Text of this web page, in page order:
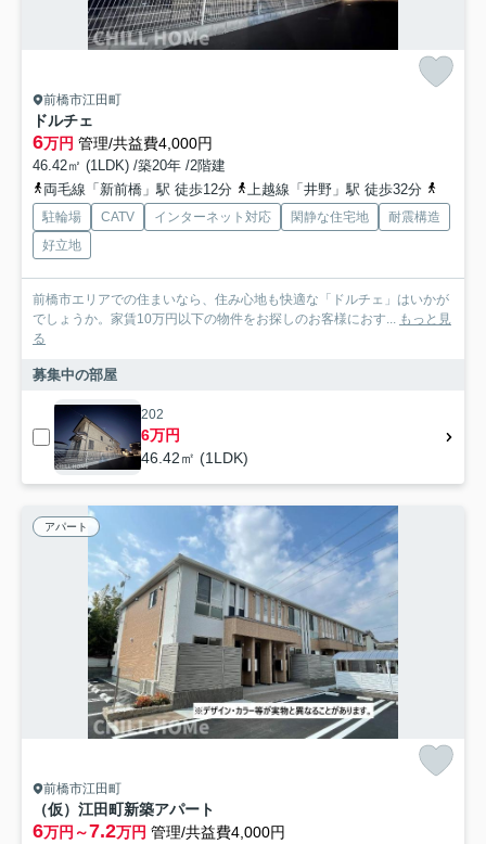
前橋市江田町
ドルチェ
6万円 管理/共益費4,000円
46.42㎡ (1LDK) /築20年 /2階建
両毛線「新前橋」駅 徒歩12分
上越線「井野」駅 徒歩32分
駐輪場 CATV インターネット対応 閑静な住宅地
耐震構造
好立地
前橋市エリアでの住まいなら、住み心地も快適な「ドルチェ」はいかが
でしょうか。家賃10万円以下の物件をお探しのお客様におす... もっと見
る
募集中の部屋
202
6万円
46.42㎡ (1LDK)
アパート
前橋市江田町
（仮）江田町新築アパート
6万円～7.2万円 管理/共益費4,000円